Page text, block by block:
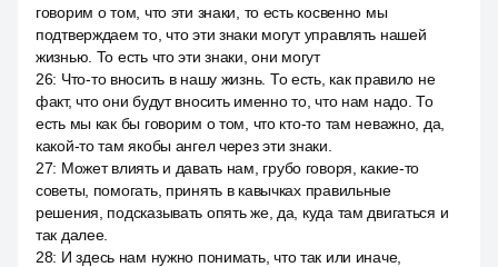
говорим о том, что эти знаки, то есть косвенно мы
подтверждаем то, что эти знаки могут управлять нашей
жизнью. То есть что эти знаки, они могут
26: Что-то вносить в нашу жизнь. То есть, как правило не
факт, что они будут вносить именно то, что нам надо. То
есть мы как бы говорим о том, что кто-то там неважно, да,
какой-то там якобы ангел через эти знаки.
27: Может влиять и давать нам, грубо говоря, какие-то
советы, помогать, принять в кавычках правильные
решения, подсказывать опять же, да, куда там двигаться и
так далее.
28: И здесь нам нужно понимать, что так или иначе,